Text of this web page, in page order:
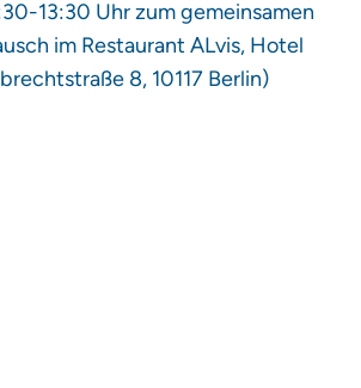
13:30 Uhr zum gemeinsamen
im Restaurant ALvis, Hotel
8, 10117 Berlin)